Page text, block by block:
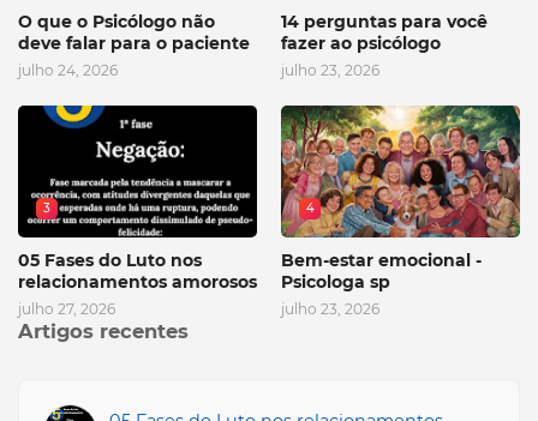
O que o Psicólogo não
deve falar para o paciente
julho 24, 2026
14 perguntas para você
fazer ao psicólogo
julho 23, 2026
3
05 Fases do Luto nos
relacionamentos amorosos
julho 27, 2026
4
Bem-estar emocional -
Psicologa sp
julho 23, 2026
Artigos recentes